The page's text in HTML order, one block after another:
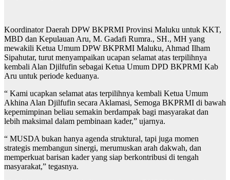
Koordinator Daerah DPW BKPRMI Provinsi Maluku untuk KKT,
MBD dan Kepulauan Aru, M. Gadafi Rumra., SH., MH yang
mewakili Ketua Umum DPW BKPRMI Maluku, Ahmad Ilham
Sipahutar, turut menyampaikan ucapan selamat atas terpilihnya
kembali Alan Djilfufin sebagai Ketua Umum DPD BKPRMI Kab
Aru untuk periode keduanya.
“ Kami ucapkan selamat atas terpilihnya kembali Ketua Umum
Akhina Alan Djilfufin secara Aklamasi, Semoga BKPRMI di bawah
kepemimpinan beliau semakin berdampak bagi masyarakat dan
lebih maksimal dalam pembinaan kader,” ujarnya.
“ MUSDA bukan hanya agenda struktural, tapi juga momen
strategis membangun sinergi, merumuskan arah dakwah, dan
memperkuat barisan kader yang siap berkontribusi di tengah
masyarakat,” tegasnya.